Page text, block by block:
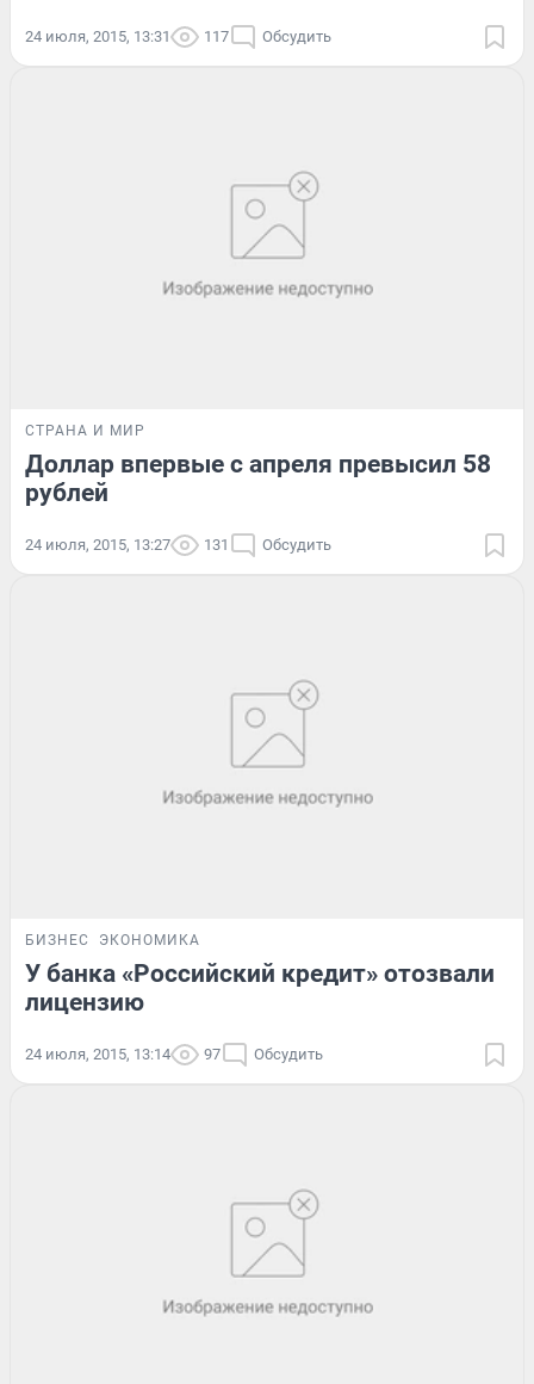
24 июля, 2015, 13:31 117 Обсудить
СТРАНА И МИР
Доллар впервые с апреля превысил 58
рублей
24 июля, 2015, 13:27 131 Обсудить
БИЗНЕС ЭКОНОМИКА
У банка «Российский кредит» отозвали
лицензию
24 июля, 2015, 13:14 97 Обсудить